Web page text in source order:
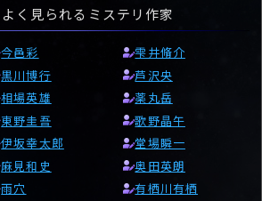
よく見られるミステリ作家
今邑彩
雫井脩介
黒川博行
芦沢央
相場英雄
薬丸岳
東野圭吾
歌野晶午
伊坂幸太郎
堂場瞬一
麻見和史
奥田英朗
雨穴
有栖川有栖